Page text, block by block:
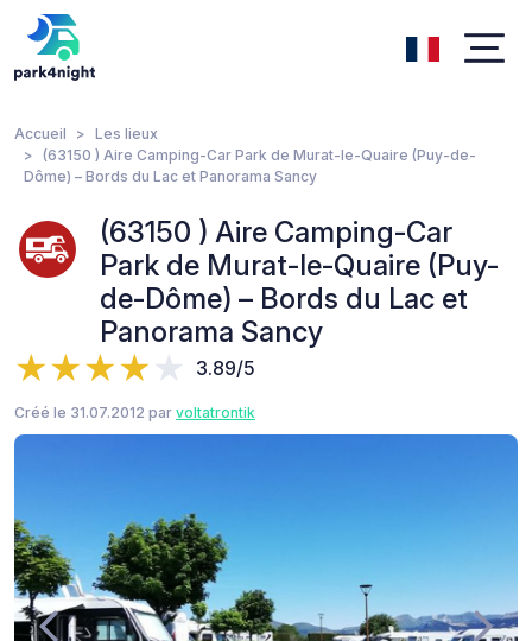
Accueil
Les lieux
(63150 ) Aire Camping-Car Park de Murat-le-Quaire (Puy-de-
Dôme) – Bords du Lac et Panorama Sancy
(63150 ) Aire Camping-Car
Park de Murat-le-Quaire (Puy-
de-Dôme) – Bords du Lac et
Panorama Sancy
3.89/5
Créé le 31.07.2012 par voltatrontik